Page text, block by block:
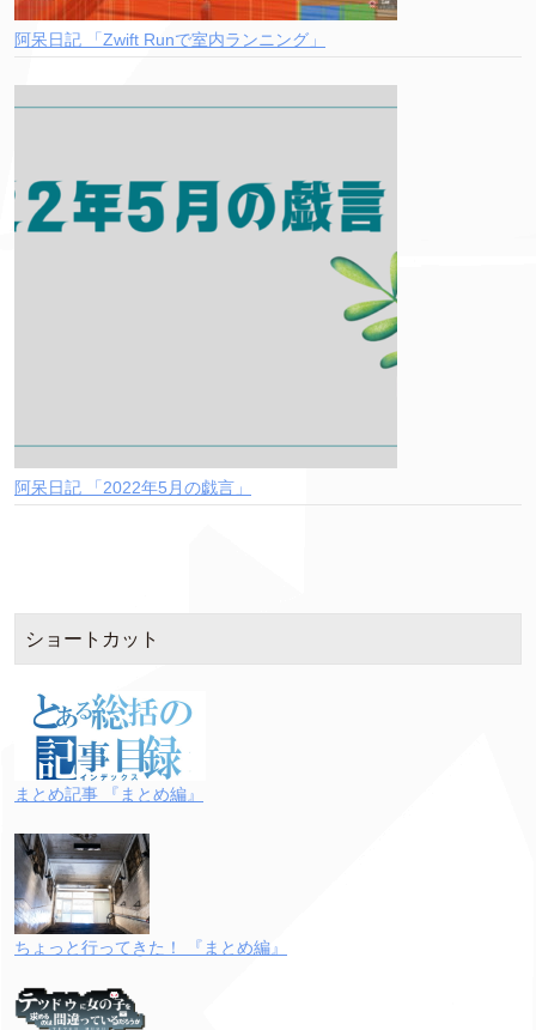
阿呆日記 「Zwift Runで室内ランニング」
阿呆日記 「2022年5月の戯言」
ショートカット
まとめ記事 『まとめ編』
ちょっと行ってきた！ 『まとめ編』